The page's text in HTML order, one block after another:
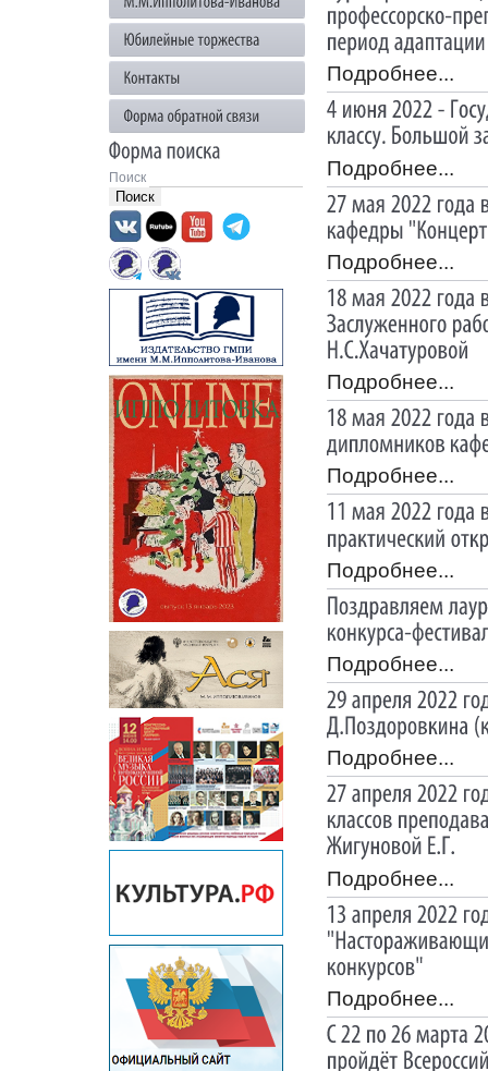
Поиск
Подробнее...
Подробнее...
Подробнее...
Подробнее...
Подробнее...
Подробнее...
Подробнее...
Подробнее...
Подробнее...
Подробнее...